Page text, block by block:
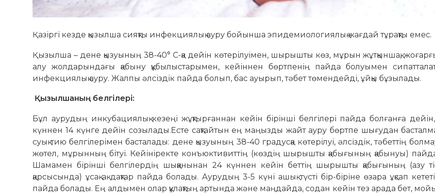
Қазіргі кезде қызылша сияқты инфекциялық ауру бойынша эпидемиологиялық жағдай тұрақты емес.
Қызылша – дене қызуының 38-40° С-қа дейін көтерілуімен, шырышты көз, мұрын жұтқыншақ,
алу жолдарындағы қабыну құбылыстарымен, кейіннен бөртпенің пайда болуымен
инфекциялық ауру. Жалпы әлсіздік пайда болып, бас ауырып, тәбет төмендейді, ұйқы бұзылады.
Қызылшаның белгілері:
Бұл аурудың инкубациялық кезеңі жұқтырғаннан кейін бірінші белгілері пайда болғанға
күннен 14 күнге дейін созылады.Есте сақтайтын ең маңызды жайт ауру бөртпе шығудан
суық тию белгілерімен басталады: дене қызуының 38-40 градусқа көтерілуі, әлсіздік, тәбеттің
жөтел, мұрынның бітуі. Кейініректе конъюктивиттің (көздің шырышты қабығының қабынуы)
Шамамен бірінші белгілердің шыққанынан 24 күннен кейін беттің шырышты қабығының (азу
қарсысында) ұсақ ақ дақтар пайда болады. Аурудың 3-5 күні ашық түсті бір-біріне өзара ұқсап
пайда болады. Ең алдымен олар құлақтың артында және маңдайда, содан кейін тез арада бет,